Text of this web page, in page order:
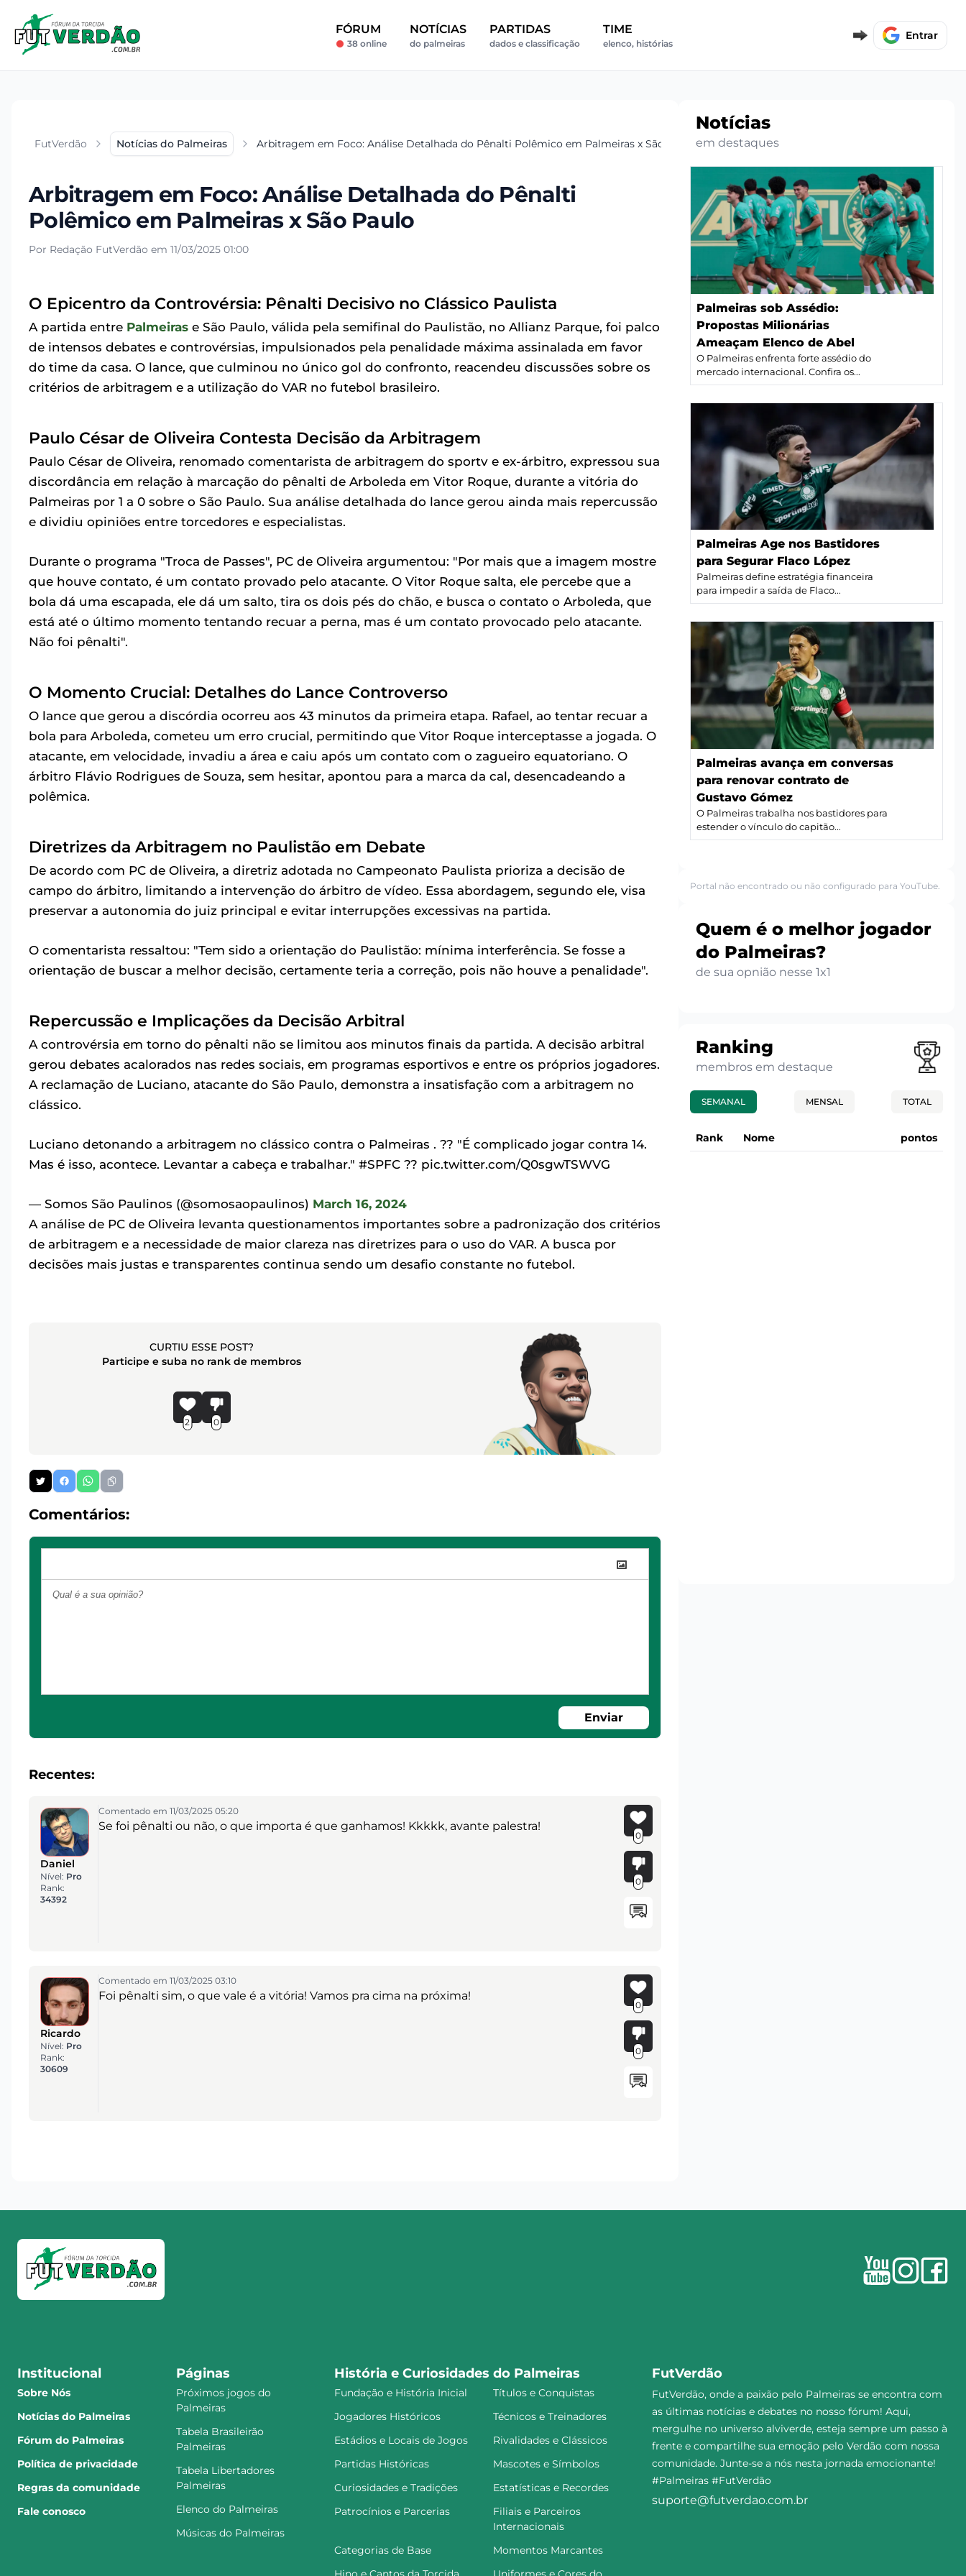
FÓRUM
38 online
NOTÍCIAS
do palmeiras
PARTIDAS
dados e classificação
TIME
elenco, histórias
Entrar
FutVerdão Notícias do Palmeiras Arbitragem em Foco: Análise Detalhada do Pênalti Polêmico em Palmeiras x São Paulo
Arbitragem em Foco: Análise Detalhada do Pênalti
Polêmico em Palmeiras x São Paulo
Por Redação FutVerdão em 11/03/2025 01:00
O Epicentro da Controvérsia: Pênalti Decisivo no Clássico Paulista
A partida entre Palmeiras e São Paulo, válida pela semifinal do Paulistão, no Allianz Parque, foi palco
de intensos debates e controvérsias, impulsionados pela penalidade máxima assinalada em favor
do time da casa. O lance, que culminou no único gol do confronto, reacendeu discussões sobre os
critérios de arbitragem e a utilização do VAR no futebol brasileiro.
Paulo César de Oliveira Contesta Decisão da Arbitragem
Paulo César de Oliveira, renomado comentarista de arbitragem do sportv e ex-árbitro, expressou sua
discordância em relação à marcação do pênalti de Arboleda em Vitor Roque, durante a vitória do
Palmeiras por 1 a 0 sobre o São Paulo. Sua análise detalhada do lance gerou ainda mais repercussão
e dividiu opiniões entre torcedores e especialistas.
Durante o programa "Troca de Passes", PC de Oliveira argumentou: "Por mais que a imagem mostre
que houve contato, é um contato provado pelo atacante. O Vitor Roque salta, ele percebe que a
bola dá uma escapada, ele dá um salto, tira os dois pés do chão, e busca o contato o Arboleda, que
está até o último momento tentando recuar a perna, mas é um contato provocado pelo atacante.
Não foi pênalti".
O Momento Crucial: Detalhes do Lance Controverso
O lance que gerou a discórdia ocorreu aos 43 minutos da primeira etapa. Rafael, ao tentar recuar a
bola para Arboleda, cometeu um erro crucial, permitindo que Vitor Roque interceptasse a jogada. O
atacante, em velocidade, invadiu a área e caiu após um contato com o zagueiro equatoriano. O
árbitro Flávio Rodrigues de Souza, sem hesitar, apontou para a marca da cal, desencadeando a
polêmica.
Diretrizes da Arbitragem no Paulistão em Debate
De acordo com PC de Oliveira, a diretriz adotada no Campeonato Paulista prioriza a decisão de
campo do árbitro, limitando a intervenção do árbitro de vídeo. Essa abordagem, segundo ele, visa
preservar a autonomia do juiz principal e evitar interrupções excessivas na partida.
O comentarista ressaltou: "Tem sido a orientação do Paulistão: mínima interferência. Se fosse a
orientação de buscar a melhor decisão, certamente teria a correção, pois não houve a penalidade".
Repercussão e Implicações da Decisão Arbitral
A controvérsia em torno do pênalti não se limitou aos minutos finais da partida. A decisão arbitral
gerou debates acalorados nas redes sociais, em programas esportivos e entre os próprios jogadores.
A reclamação de Luciano, atacante do São Paulo, demonstra a insatisfação com a arbitragem no
clássico.
Luciano detonando a arbitragem no clássico contra o Palmeiras . ?? "É complicado jogar contra 14.
Mas é isso, acontece. Levantar a cabeça e trabalhar." #SPFC ?? pic.twitter.com/Q0sgwTSWVG
— Somos São Paulinos (@somosaopaulinos) March 16, 2024
A análise de PC de Oliveira levanta questionamentos importantes sobre a padronização dos critérios
de arbitragem e a necessidade de maior clareza nas diretrizes para o uso do VAR. A busca por
decisões mais justas e transparentes continua sendo um desafio constante no futebol.
CURTIU ESSE POST?
Participe e suba no rank de membros
2 0
Comentários:
Enviar
Recentes:
Daniel
Nível: Pro
Rank:
34392
Comentado em 11/03/2025 05:20
Se foi pênalti ou não, o que importa é que ganhamos! Kkkkk, avante palestra!
0
0
Ricardo
Nível: Pro
Rank:
30609
Comentado em 11/03/2025 03:10
Foi pênalti sim, o que vale é a vitória! Vamos pra cima na próxima!
0
0
Notícias
em destaques
Palmeiras sob Assédio:
Propostas Milionárias
Ameaçam Elenco de Abel
O Palmeiras enfrenta forte assédio do
mercado internacional. Confira os...
Palmeiras Age nos Bastidores
para Segurar Flaco López
Palmeiras define estratégia financeira
para impedir a saída de Flaco...
Palmeiras avança em conversas
para renovar contrato de
Gustavo Gómez
O Palmeiras trabalha nos bastidores para
estender o vínculo do capitão...
Portal não encontrado ou não configurado para YouTube.
Quem é o melhor jogador
do Palmeiras?
de sua opnião nesse 1x1
Ranking
membros em destaque
SEMANAL MENSAL TOTAL
Rank Nome pontos
Institucional
Sobre Nós
Notícias do Palmeiras
Fórum do Palmeiras
Política de privacidade
Regras da comunidade
Fale conosco
Páginas
Próximos jogos do
Palmeiras
Tabela Brasileirão
Palmeiras
Tabela Libertadores
Palmeiras
Elenco do Palmeiras
Músicas do Palmeiras
História e Curiosidades do Palmeiras
Fundação e História Inicial
Títulos e Conquistas
Jogadores Históricos
Técnicos e Treinadores
Estádios e Locais de Jogos
Rivalidades e Clássicos
Partidas Históricas
Mascotes e Símbolos
Curiosidades e Tradições
Estatísticas e Recordes
Patrocínios e Parcerias
Filiais e Parceiros
Internacionais
Categorias de Base
Momentos Marcantes
FutVerdão
FutVerdão, onde a paixão pelo Palmeiras se encontra com
as últimas notícias e debates no nosso fórum! Aqui,
mergulhe no universo alviverde, esteja sempre um passo à
frente e compartilhe sua emoção pelo Verdão com nossa
comunidade. Junte-se a nós nesta jornada emocionante!
#Palmeiras #FutVerdão
suporte@futverdao.com.br